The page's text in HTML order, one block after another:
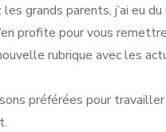
grands parents, j’ai eu
profite pour vous
rubrique avec les
préférées pour